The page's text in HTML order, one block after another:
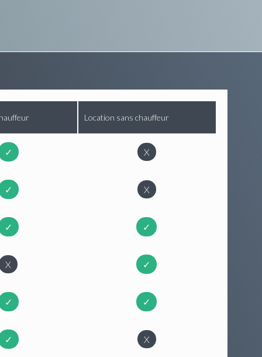
Location sans chauffeur
✓ X
✓ X
✓ ✓
X ✓
✓ ✓
✓ X